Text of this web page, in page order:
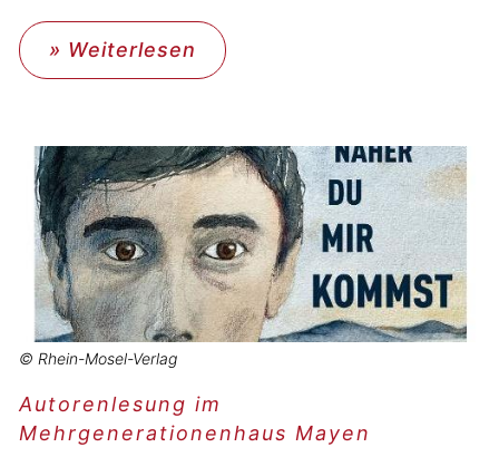
» Weiterlesen
© Rhein-Mosel-Verlag
Autorenlesung im
Mehrgenerationenhaus Mayen